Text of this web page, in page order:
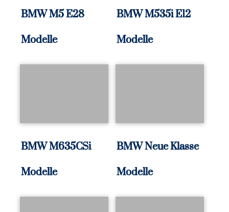
BMW M5 E28
Modelle
BMW M535i E12
Modelle
BMW M635CSi
Modelle
BMW Neue Klasse
Modelle